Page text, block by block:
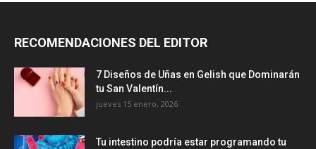
RECOMENDACIONES DEL EDITOR
7 Diseños de Uñas en Gelish que Dominarán
tu San Valentín...
jueves 15 enero, 2026
Tu intestino podría estar programando tu